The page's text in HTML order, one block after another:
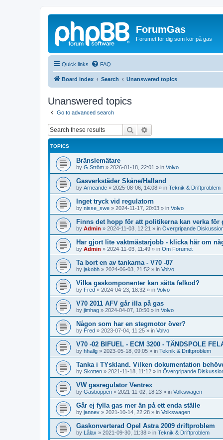
ForumGas
Forumet för dig som kör på gas
Quick links FAQ
Board index Search Unanswered topics
Unanswered topics
Go to advanced search
Search
TOPICS
Bränslemätare
by G.Ström » 2026-01-18, 22:01 » in Volvo
Gasverkstäder Skåne/Halland
by Arneande » 2025-08-06, 14:08 » in Teknik & Driftproblem
Inget tryck vid regulatorn
by nisse_swe » 2024-11-17, 20:03 » in Volvo
Finns det hopp för att politikerna kan verka för
by Admin » 2024-11-03, 12:21 » in Övergripande
Har gjort lite vaktmästarjobb - klicka här om
by Admin » 2024-11-03, 11:49 » in Om Forumet
Ta bort en av tankarna - V70 -07
by jakobh » 2024-06-03, 21:52 » in Volvo
Vilka gaskomponenter kan sätta felkod?
by Fred » 2024-04-23, 18:32 » in Volvo
V70 2011 AFV går illa på gas
by jimhag » 2024-04-07, 10:50 » in Volvo
Någon som har en stegmotor över?
by Fred » 2023-07-04, 11:25 » in Volvo
V70 -02 BIFUEL - ECM 3200 - TÄNDSPOLE
by hhallg » 2023-05-18, 09:05 » in Teknik & Driftproblem
Tanka i TYskland. Vilken dokumentation
by Skotten » 2021-11-18, 11:12 » in Övergripande
VW gasregulator Ventrex
by Gasboppen » 2021-11-02, 18:23 » in Volkswagen
Går ej fylla gas mer än på ett enda ställe
by jannev » 2021-10-14, 22:28 » in Volkswagen
Gaskonverterad Opel Astra 2009 driftproblem
by Lålax » 2021-09-30, 11:38 » in Teknik & Driftproblem